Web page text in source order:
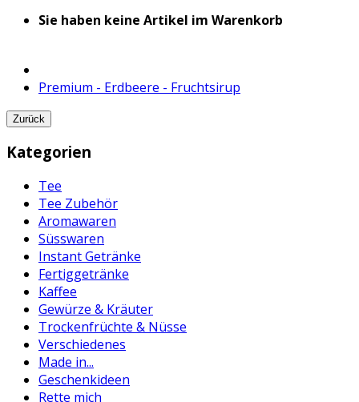
Sie haben keine Artikel im Warenkorb
Premium - Erdbeere - Fruchtsirup
Zurück
Kategorien
Tee
Tee Zubehör
Aromawaren
Süsswaren
Instant Getränke
Fertiggetränke
Kaffee
Gewürze & Kräuter
Trockenfrüchte & Nüsse
Verschiedenes
Made in...
Geschenkideen
Rette mich